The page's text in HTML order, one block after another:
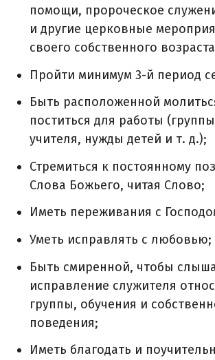
помощи, пророческое
и другие церковные
своего собственного
Пройти минимум 3-й период
Быть расположенной
поститься для работы
учителя, нужды детей и т. д.);
Стремиться к постоянному
Слова Божьего, читая Слово;
Иметь переживания с
Уметь исправлять с любовью;
Быть смиренной, чтобы
исправление служителя
группы, обучения и
поведения;
Иметь благодать и